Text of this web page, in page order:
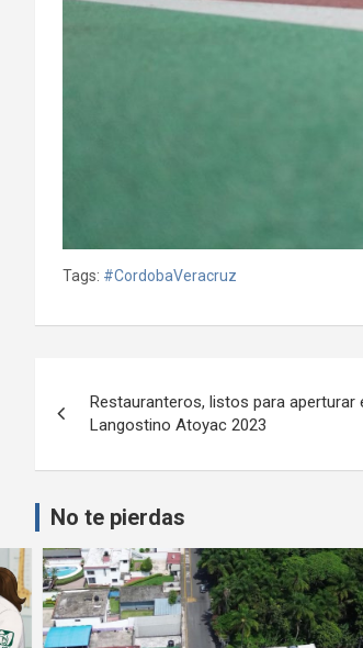
Tags: #CordobaVeracruz
de
entradas
Restauranteros, listos para aperturar
Langostino Atoyac 2023
No te pierdas